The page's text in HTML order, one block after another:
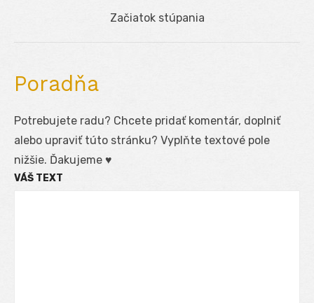
Next
Začiatok stúpania
Poradňa
Potrebujete radu? Chcete pridať komentár, doplniť
alebo upraviť túto stránku? Vyplňte textové pole
nižšie. Ďakujeme ♥
VÁŠ TEXT